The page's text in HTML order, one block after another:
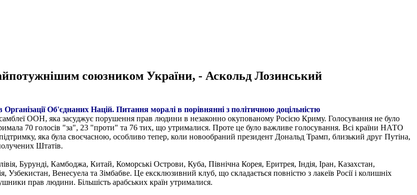
союзником України, - Аскольд Лозинський
Об'єднаних Націй. Питання моралі в порівнянні з політичною доцільністю
ООН, яка засуджує порушення прав людини в незаконно окупованому Росією Криму. Голосування не було
70 голосів "за", 23 "проти" та 76 тих, що утрималися. Проте це було важливе голосування. Всі країни НАТО
яка була своєчасною, особливо тепер, коли новообраний президент Дональд Трамп, близький друг Путіна,
Штатів.
Бурунді, Камбоджа, Китай, Коморські Острови, Куба, Північна Корея, Еритрея, Індія, Іран, Казахстан,
Узбекистан, Венесуела та Зімбабве. Це ексклюзивний клуб, що складається повністю з лакеїв Росії і колишніх
прав людини. Більшість арабських країн утрималися.